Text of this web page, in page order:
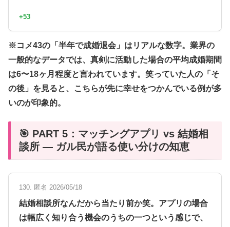
+53
※コメ43の「半年で成婚退会」はリアルな数字。業界の
一般的なデータでは、真剣に活動した場合の平均成婚期間
は6〜18ヶ月程度と言われています。笑っていた人の「そ
の後」を見ると、こちらが先に幸せをつかんでいる例が多
いのが印象的。
🎯 PART 5：マッチングアプリ vs 結婚相
談所 — ガル民が語る使い分けの知恵
130. 匿名 2026/05/18
結婚相談所なんだから当たり前か笑。アプリの場合
は幅広く知り合う機会のうちの一つという感じで、